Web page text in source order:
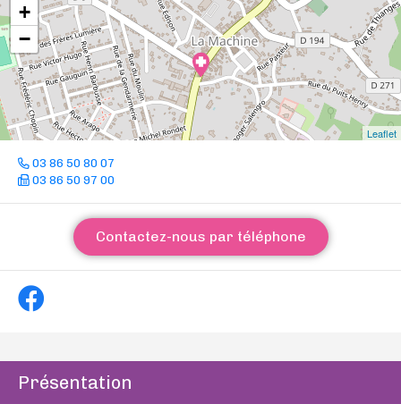
+
−
Leaflet
03 86 50 80 07
03 86 50 97 00
Contactez-nous par téléphone
Présentation